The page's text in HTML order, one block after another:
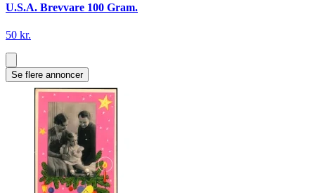
U.S.A. Brevvare 100 Gram.
50 kr.
Se flere annoncer